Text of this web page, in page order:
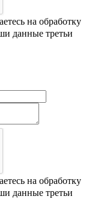
на обработку
данные третьи
на обработку
данные третьи